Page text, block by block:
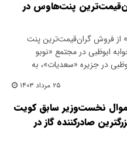
پنت‌هاوس در
از فروش گران‌قیمت‌ترین پنت
ابوظبی در مجتمع «نوبو
در جزیره «سعدیات»، به
۲۵ مرداد ۱۴۰۳
نخست‌وزیر سابق کویت
صادرکننده گاز در